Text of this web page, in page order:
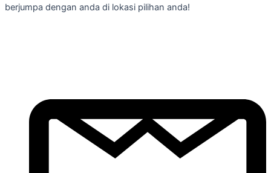
berjumpa dengan anda di lokasi pilihan anda!